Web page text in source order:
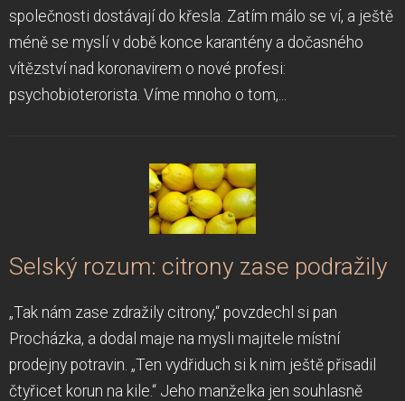
společnosti dostávají do křesla. Zatím málo se ví, a ještě
méně se myslí v době konce karantény a dočasného
vítězství nad koronavirem o nové profesi:
psychobioterorista. Víme mnoho o tom,...
Selský rozum: citrony zase podražily
„Tak nám zase zdražily citrony,“ povzdechl si pan
Procházka, a dodal maje na mysli majitele místní
prodejny potravin. „Ten vydřiduch si k nim ještě přisadil
čtyřicet korun na kile.“ Jeho manželka jen souhlasně